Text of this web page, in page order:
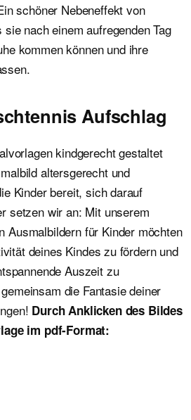
schöner Nebeneffekt von
nach einem aufregenden Tag
kommen können und ihre
Aufschlag
kindgerecht gestaltet
altersgerecht und
Kinder bereit, sich darauf
setzen wir an: Mit unserem
Ausmalbildern für Kinder möchten
deines Kindes zu fördern und
Auszeit zu
die Fantasie deiner
Durch Anklicken des Bildes
im pdf-Format: